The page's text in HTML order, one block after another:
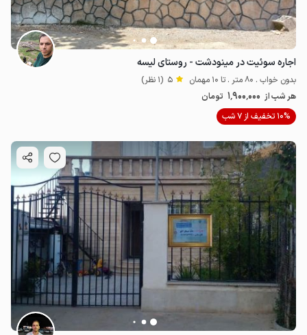
اجاره سوئیت در مینودشت - روستای لیسه
بدون خواب . 80 متر . تا 10 مهمان 5 (1 نظر)
هر شب از 1٬900٬000 تومان
10% تخفیف از 7 شب